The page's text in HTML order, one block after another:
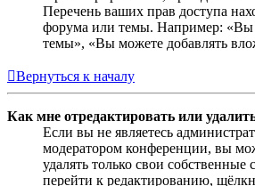
Перечень ваших прав доступа
форума или темы. Например: «Вы
темы», «Вы можете добавлять
Вернуться к началу
Как мне отредактировать или
Если вы не являетесь
модератором конференции, вы
удалять только свои
перейти к редактированию,